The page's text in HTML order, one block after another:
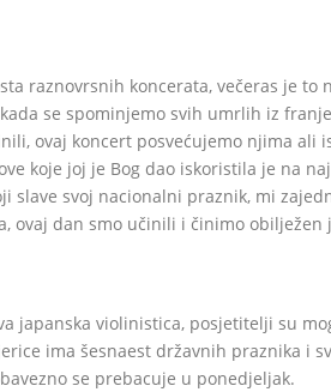
raznovrsnih koncerata, večeras je to
se spominjemo svih umrlih iz
ovaj koncert posvećujemo njima ali
koje joj je Bog dao iskoristila je na
slave svoj nacionalni praznik, mi
ovaj dan smo učinili i činimo
japanska violinistica, posjetitelji su
ima šesnaest državnih praznika i
se prebacuje u ponedjeljak.